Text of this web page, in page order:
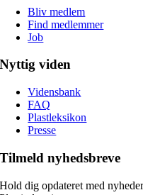
Bliv medlem
Find medlemmer
Job
Nyttig viden
Vidensbank
FAQ
Plastleksikon
Presse
Tilmeld nyhedsbreve
Hold dig opdateret med